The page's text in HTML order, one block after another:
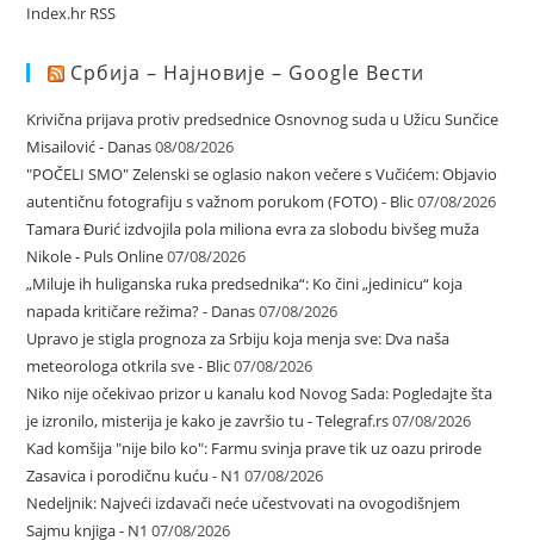
Index.hr RSS
Србија – Најновије – Google Вести
Krivična prijava protiv predsednice Osnovnog suda u Užicu Sunčice
Misailović - Danas08/08/2026
"POČELI SMO" Zelenski se oglasio nakon večere s Vučićem: Objavio
autentičnu fotografiju s važnom porukom (FOTO) - Blic07/08/2026
Tamara Đurić izdvojila pola miliona evra za slobodu bivšeg muža
Nikole - Puls Online07/08/2026
„Miluje ih huliganska ruka predsednika“: Ko čini „jedinicu“ koja
napada kritičare režima? - Danas07/08/2026
Upravo je stigla prognoza za Srbiju koja menja sve: Dva naša
meteorologa otkrila sve - Blic07/08/2026
Niko nije očekivao prizor u kanalu kod Novog Sada: Pogledajte šta
je izronilo, misterija je kako je završio tu - Telegraf.rs07/08/2026
Kad komšija "nije bilo ko": Farmu svinja prave tik uz oazu prirode
Zasavica i porodičnu kuću - N1 07/08/2026
Nedeljnik: Najveći izdavači neće učestvovati na ovogodišnjem
Sajmu knjiga - N1 07/08/2026